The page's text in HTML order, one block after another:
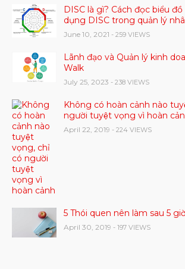
DISC là gì? Cách đọc biểu
dụng DISC trong quản lý
June 10, 2021 - 259 VIEWS
Lãnh đạo và Quản lý kinh
Walk
July 25, 2023 - 238 VIEWS
Không có hoàn cảnh nào
người tuyệt vọng vì hoàn
April 22, 2019 - 224 VIEWS
5 Thói quen nên làm sau 5
April 30, 2019 - 197 VIEWS